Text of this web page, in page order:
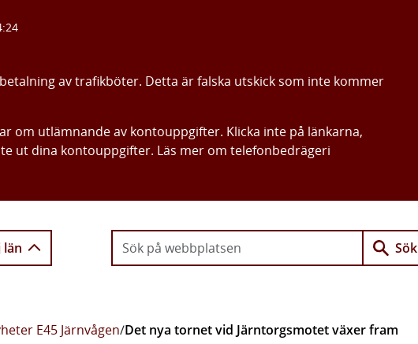
av trafikböter. Detta är falska utskick som inte kommer
om utlämnande av kontouppgifter. Klicka inte på länkarna,
ut dina kontouppgifter. Läs mer om telefonbedrägeri
län Sök
E45 Järnvågen/Det nya tornet vid Järntorgsmotet växer fram